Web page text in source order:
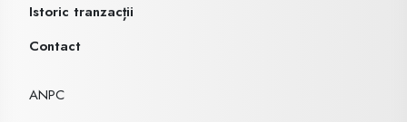
Istoric tranzacții
Contact
ANPC